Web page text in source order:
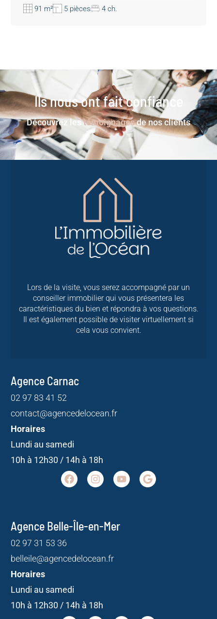
91 m² 5 pièces 4 ch.
Ils nous ont fait confiance
Découvrez lestémoignagesde nos clients
Agence Carnac
02 97 83 41 52
contact@agencedelocean.fr
Horaires
Lundi au samedi
10h à 12h30 / 14h à 18h
Lors de la visite, vous serez accompagné par un
conseiller immobilier qui vous présentera les
caractéristiques du bien et répondra à vos questions.
Il est également possible de visiter virtuellement si
cela vous convient.
Agence Belle-Île-en-Mer
02 97 31 53 36
belleile@agencedelocean.fr
Horaires
Lundi au samedi
10h à 12h30 / 14h à 18h